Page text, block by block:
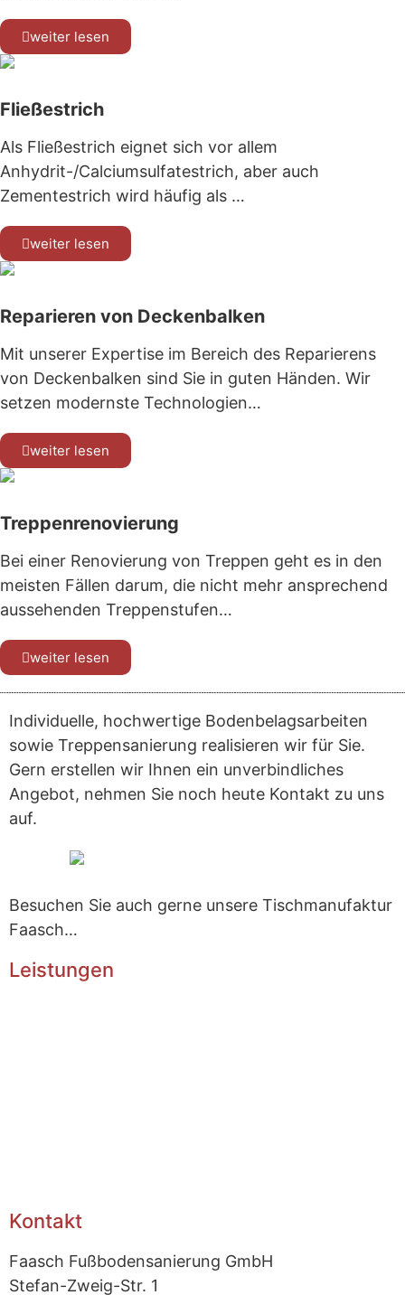
weiter lesen
Fließestrich
Als Fließestrich eignet sich vor allem
Anhydrit-/Calciumsulfatestrich, aber auch
Zementestrich wird häufig als …
weiter lesen
Reparieren von Deckenbalken
Mit unserer Expertise im Bereich des Reparierens
von Deckenbalken sind Sie in guten Händen. Wir
setzen modernste Technologien…
weiter lesen
Treppenrenovierung
Bei einer Renovierung von Treppen geht es in den
meisten Fällen darum, die nicht mehr ansprechend
aussehenden Treppenstufen…
weiter lesen
Individuelle, hochwertige Bodenbelagsarbeiten
sowie Treppensanierung realisieren wir für Sie.
Gern erstellen wir Ihnen ein unverbindliches
Angebot, nehmen Sie noch heute Kontakt zu uns
auf.
Besuchen Sie auch gerne unsere Tischmanufaktur
Faasch…
Leistungen
Kontakt
Faasch Fußbodensanierung GmbH
Stefan-Zweig-Str. 1